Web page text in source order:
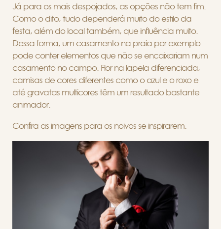
Já para os mais despojados, as opções não tem fim.
Como o dito, tudo dependerá muito do estilo da
festa, além do local também, que influência muito.
Dessa forma, um casamento na praia por exemplo
pode conter elementos que não se encaixariam num
casamento no campo. Flor na lapela diferenciada,
camisas de cores diferentes como o azul e o roxo e
até gravatas multicores têm um resultado bastante
animador.
Confira as imagens para os noivos se inspirarem.